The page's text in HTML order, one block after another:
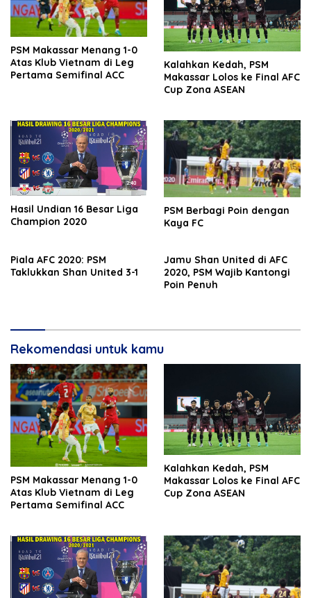
PSM Makassar Menang 1-0
Atas Klub Vietnam di Leg
Pertama Semifinal ACC
Kalahkan Kedah, PSM
Makassar Lolos ke Final AFC
Cup Zona ASEAN
Hasil Undian 16 Besar Liga
Champion 2020
PSM Berbagi Poin dengan
Kaya FC
Piala AFC 2020: PSM
Taklukkan Shan United 3-1
Jamu Shan United di AFC
2020, PSM Wajib Kantongi
Poin Penuh
Rekomendasi untuk kamu
PSM Makassar Menang 1-0
Atas Klub Vietnam di Leg
Pertama Semifinal ACC
Kalahkan Kedah, PSM
Makassar Lolos ke Final AFC
Cup Zona ASEAN